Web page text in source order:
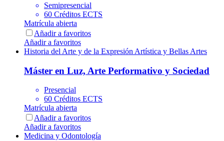
Semipresencial
60 Créditos ECTS
Matrícula abierta
Añadir a favoritos
Añadir a favoritos
Historia del Arte y de la Expresión Artística y Bellas Artes
Máster en Luz, Arte Performativo y Sociedad
Presencial
60 Créditos ECTS
Matrícula abierta
Añadir a favoritos
Añadir a favoritos
Medicina y Odontología